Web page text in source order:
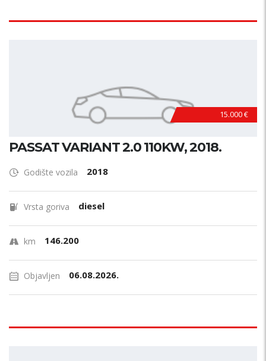
15.000 €
PASSAT VARIANT 2.0 110KW, 2018.
Godište vozila 2018
Vrsta goriva diesel
km 146.200
Objavljen 06.08.2026.